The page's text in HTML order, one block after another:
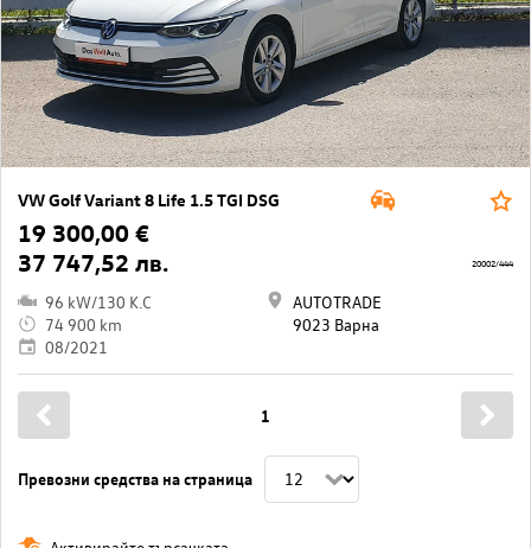
VW Golf Variant 8 Life 1.5 TGI DSG
19 300,00 €
37 747,52 лв.
96 kW/130 K.C
74 900 km
08/2021
AUTOTRADE
9023 Варна
20002/444
Превозни средства на страница
1